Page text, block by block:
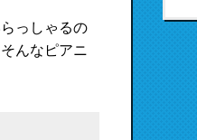
っしゃるの
んなピアニ